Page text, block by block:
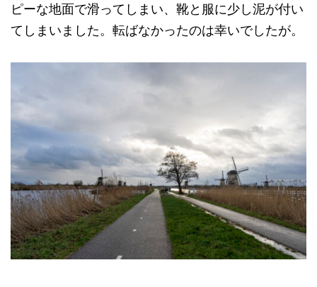
ピーな地面で滑ってしまい、靴と服に少し泥が付い
てしまいました。転ばなかったのは幸いでしたが。